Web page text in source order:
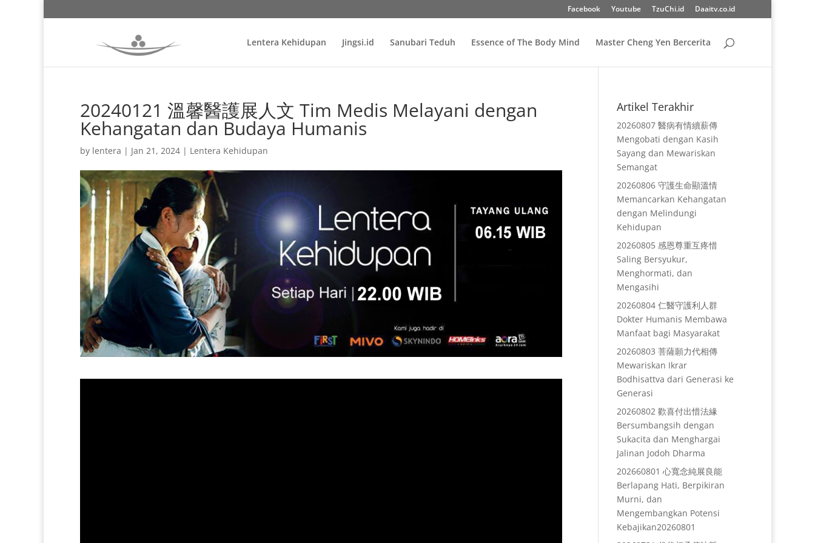
Facebook Youtube TzuChi.id Daaitv.co.id
Lentera Kehidupan Jingsi.id Sanubari Teduh Essence of The Body Mind Master Cheng Yen Bercerita
20240121 溫馨醫護展人文 Tim Medis Melayani dengan
Kehangatan dan Budaya Humanis
by lentera | Jan 21, 2024 | Lentera Kehidupan
Artikel Terakhir
20260807 醫病有情續薪傳
Mengobati dengan Kasih
Sayang dan Mewariskan
Semangat
20260806 守護生命顯溫情
Memancarkan Kehangatan
dengan Melindungi
Kehidupan
20260805 感恩尊重互疼惜
Saling Bersyukur,
Menghormati, dan
Mengasihi
20260804 仁醫守護利人群
Dokter Humanis Membawa
Manfaat bagi Masyarakat
20260803 菩薩願力代相傳
Mewariskan Ikrar
Bodhisattva dari Generasi ke
Generasi
20260802 歡喜付出惜法緣
Bersumbangsih dengan
Sukacita dan Menghargai
Jalinan Jodoh Dharma
202660801 心寬念純展良能
Berlapang Hati, Berpikiran
Murni, dan
Mengembangkan Potensi
Kebajikan20260801